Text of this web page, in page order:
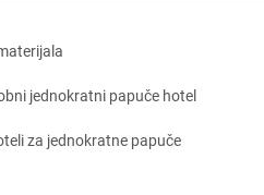
jednokratni papuče hotel
za jednokratne papuče